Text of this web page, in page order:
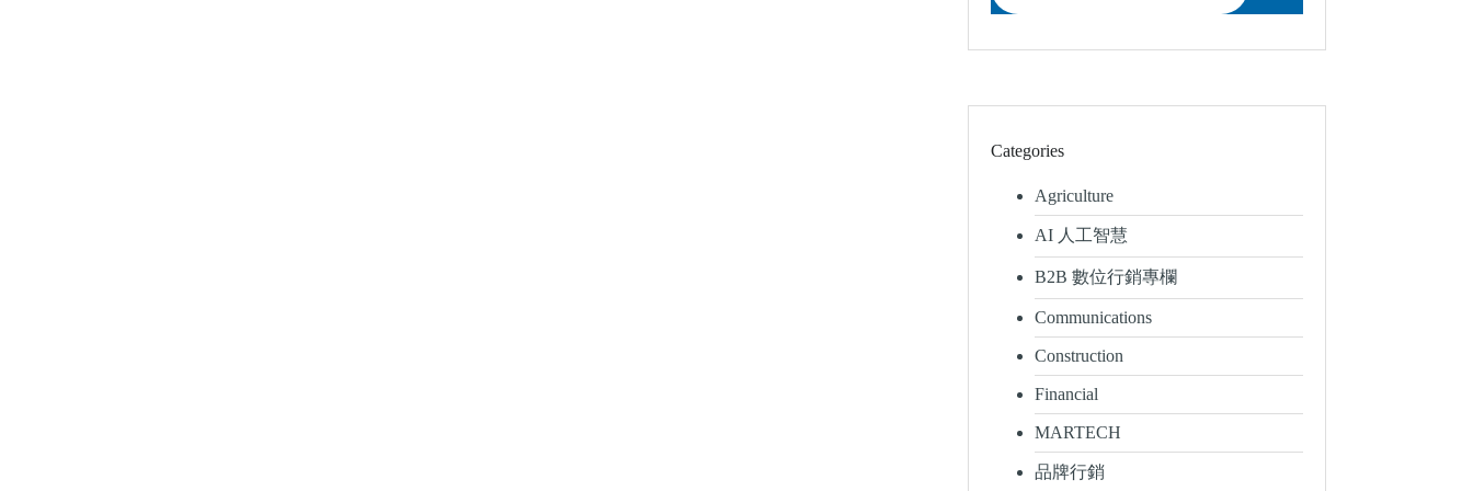
Categories
Agriculture
AI 人工智慧
B2B 數位行銷專欄
Communications
Construction
Financial
MARTECH
品牌行銷